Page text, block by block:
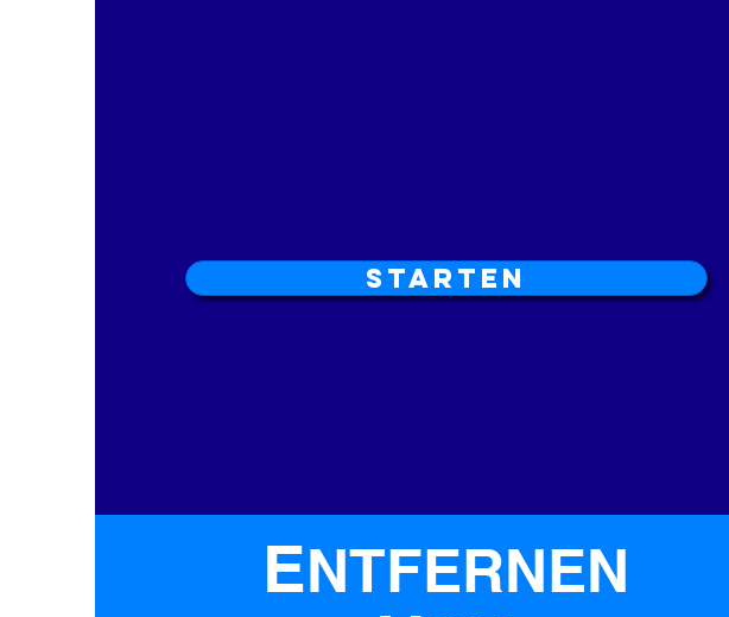
Starten
ENTFERNEN